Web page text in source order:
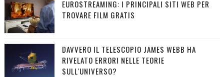
EUROSTREAMING: I PRINCIPALI SITI WEB PER
TROVARE FILM GRATIS
DAVVERO IL TELESCOPIO JAMES WEBB HA
RIVELATO ERRORI NELLE TEORIE
SULL'UNIVERSO?